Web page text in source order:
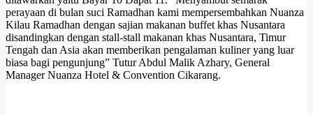
perayaan di bulan suci Ramadhan kami mempersembahkan Nuanza
Kilau Ramadhan dengan sajian makanan buffet khas Nusantara
disandingkan dengan stall-stall makanan khas Nusantara, Timur
Tengah dan Asia akan memberikan pengalaman kuliner yang luar
biasa bagi pengunjung” Tutur Abdul Malik Azhary, General
Manager Nuanza Hotel & Convention Cikarang.